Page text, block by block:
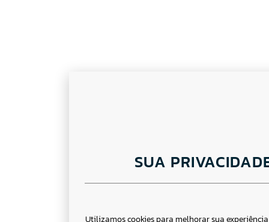
SUA
Utilizamos cookies para melhorar sua